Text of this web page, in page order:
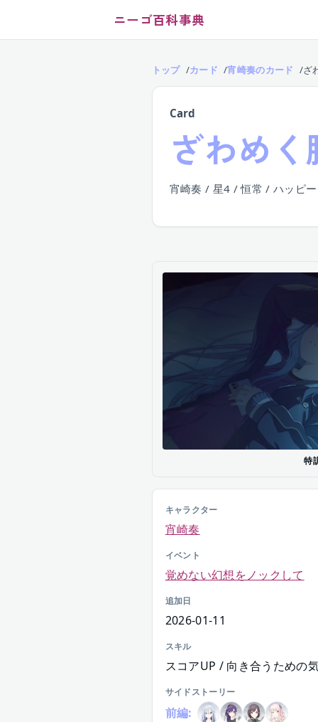
ニーゴ百科事典
トップ カード 宵崎奏のカード ざ
Card
ざわめく
宵崎奏 / 星4 / 恒常 / ハッピー
特
キャラクター
宵崎奏
イベント
覚めない幻想をノックして
追加日
2026-01-11
スキル
スコアUP / 向き合うための
サイドストーリー
前編: